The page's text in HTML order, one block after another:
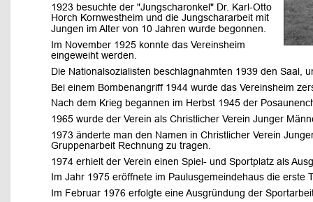
1923 besuchte der "Jungscharonkel" Dr. Karl-Otto
Horch Kornwestheim und die Jungschararbeit mit
Jungen im Alter von 10 Jahren wurde begonnen.
Im November 1925 konnte das Vereinsheim
eingeweiht werden.
Die Nationalsozialisten beschlagnahmten 1939 den Saal,
Bei einem Bombenangriff 1944 wurde das Vereinsheim
Nach dem Krieg begannen im Herbst 1945 der
1965 wurde der Verein als Christlicher Verein Junger
1973 änderte man den Namen in Christlicher Verein
Gruppenarbeit Rechnung zu tragen.
1974 erhielt der Verein einen Spiel- und Sportplatz als
Im Jahr 1975 eröffnete im Paulusgemeindehaus die erste
Im Februar 1976 erfolgte eine Ausgründung der